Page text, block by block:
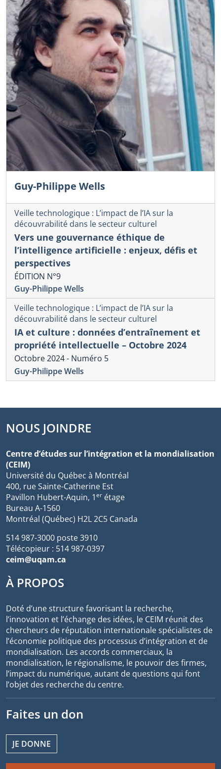
Guy-Philippe Wells
Veille technologique : L’impact de l’IA sur la
découvrabilité dans le secteur culturel
Vers une gouvernance éthique de
l’intelligence artificielle : enjeux, défis et
perspectives
ÉDITION N°9
Guy-Philippe Wells
Veille technologique : L’impact de l’IA sur la
découvrabilité dans le secteur culturel
IA et culture : données d’entraînement et
propriété intellectuelle – Octobre 2024
Octobre 2024 - Numéro 5
Guy-Philippe Wells
NOUS JOINDRE
Centre d’études sur l’intégration et la mondialisation
(CEIM)
Université du Québec à Montréal
400, rue Sainte-Catherine Est
Pavillon Hubert-Aquin, 1er étage
Bureau A-1560
Montréal (Québec) H2L 2C5 Canada
514 987-3000 poste 3910
Télécopieur : 514 987-0397
ceim@uqam.ca
À PROPOS
Doté d’une structure favorisant la recherche,
l’innovation et l’échange des idées, le CEIM réunit des
chercheurs de réputation internationale spécialistes de
l’économie politique des processus d’intégration et de
mondialisation. Les accords commerciaux, la
mondialisation, le régionalisme, le pouvoir des firmes,
l’impact du numérique, autant de questions qui font
l’objet des recherche du centre.
Faites un don
JE DONNE